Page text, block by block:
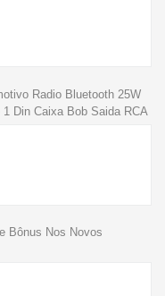
Radio Bluetooth 25W
Din Caixa Bob Saida RCA
Bônus Nos Novos